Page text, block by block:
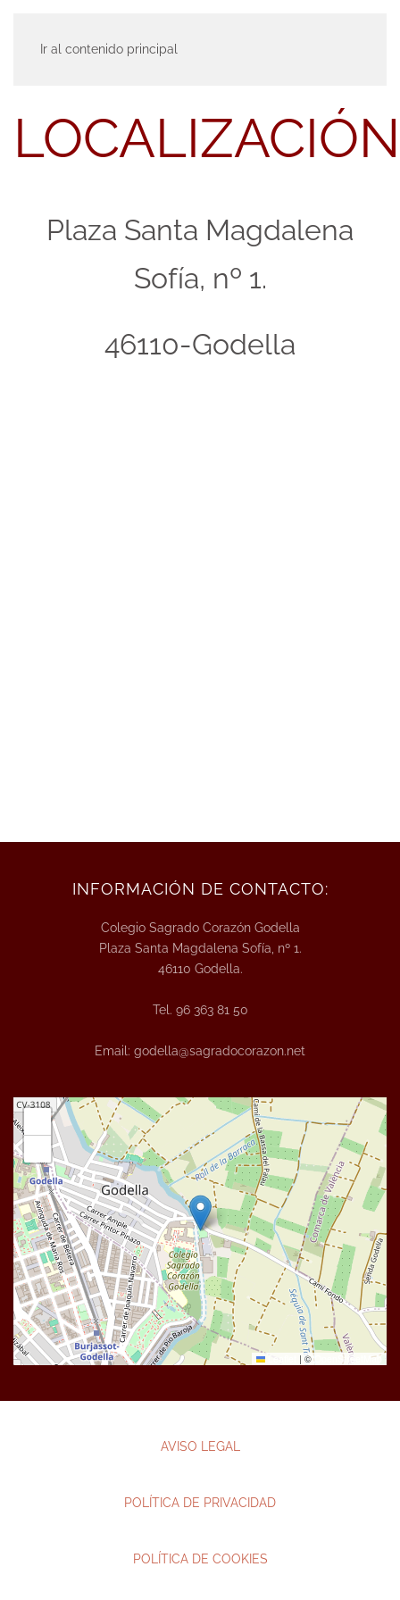
Ir al contenido principal
LOCALIZACIÓN
Plaza Santa Magdalena
Sofía, nº 1.
46110-Godella
INFORMACIÓN DE CONTACTO:
Colegio Sagrado Corazón Godella
Plaza Santa Magdalena Sofía, nº 1.
46110 Godella.
Tel . 96 363 81 50
Email : godella@sagradocorazon.net
| © OpenStreetMap
AVISO LEGAL
POLÍTICA DE PRIVACIDAD
POLÍTICA DE COOKIES